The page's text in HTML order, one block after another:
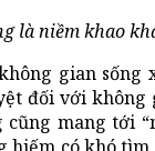
là niềm khao
gian
đối với
mang tới